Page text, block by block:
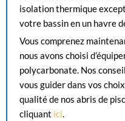
isolation thermique
votre bassin en un havre
Vous comprenez
nous avons choisi
polycarbonate. Nos
vous guider dans vos
qualité de nos abris de
cliquant ici.